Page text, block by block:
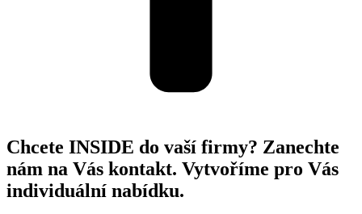
Chcete INSIDE do vaší firmy? Zanechte
nám na Vás kontakt. Vytvoříme pro Vás
individuální nabídku.